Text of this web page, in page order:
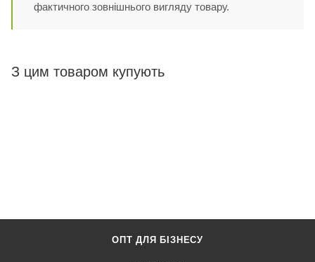
фактичного зовнішнього вигляду товару.
З цим товаром купують
ОПТ ДЛЯ БІЗНЕСУ